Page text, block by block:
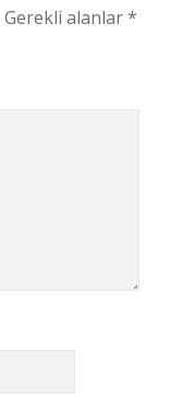
Gerekli alanlar*